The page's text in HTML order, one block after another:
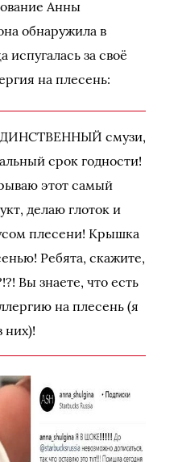
Анны
обнаружила в
испугалась за своё
на плесень:
смузи,
срок годности!
этот самый
делаю глоток и
плесени! Крышка
Ребята, скажите,
Вы знаете, что есть
на плесень (я
них)!